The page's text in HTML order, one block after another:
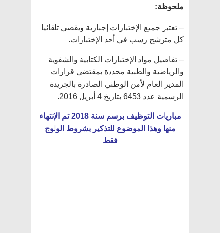
ملحوظة:
– تعتبر جميع الإختبارات إجبارية ويقصى تلقائيا
كل مترشح رسب في أحد الإختبارات.
– تفاصيل مواد الإختبارات الكتابية والشفوية
والرياضية والطبية محددة بمقتضى قرارات
المدير العام لأمن الوطني الصادرة بالجريدة
الرسمية عدد 6453 بتاريخ 4 أبريل 2016.
مباريات التوظيف برسم سنة 2018 تم الإنتهاء
منها وهذا الموضوع للتذكير بشروط الولوج
فقط